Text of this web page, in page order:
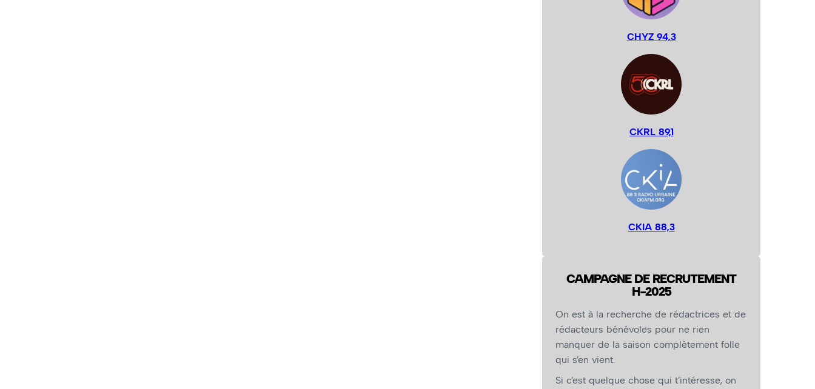
CHYZ 94,3
CKRL 89,1
CKIA 88,3
CAMPAGNE DE RECRUTEMENT
H-2025
On est à la recherche de rédactrices et de
rédacteurs bénévoles pour ne rien
manquer de la saison complètement folle
qui s’en vient.
Si c’est quelque chose qui t’intéresse, on